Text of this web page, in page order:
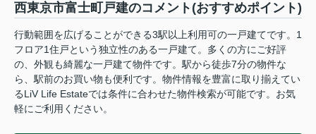
西東京市富士町戸建のコメント(おすすめポイント)
行動範囲を広げることができる3駅以上利用可の一戸建てです。1
フロア1住戸という独立性のある一戸建て。多くの方にご好評
の、外観も綺麗な一戸建て物件です。駅から徒歩7分の物件な
ら、駅前のお買い物も便利です。物件情報を豊富に取り揃えてい
るLiV Life Estateでは条件に合わせた物件検索が可能です。お気
軽にご利用ください。